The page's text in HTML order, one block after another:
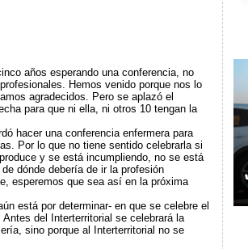
años esperando una conferencia, no
Hemos venido porque nos lo
agradecidos. Pero se aplazó el
para que ni ella, ni otros 10 tengan la
hacer una conferencia enfermera para
Por lo que no tiene sentido celebrarla si
y se está incumpliendo, no se está
dónde debería de ir la profesión
esperemos que sea así en la próxima
está por determinar- en que se celebre el
del Interterritorial se celebrará la
sino porque al Interterritorial no se